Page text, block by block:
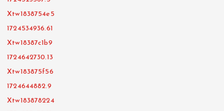
Xtw1838754e5
1724534936.61
Xtw18387c1b9
1724642730.13
Xtw183875f56
1724644882.9
Xtw183878224